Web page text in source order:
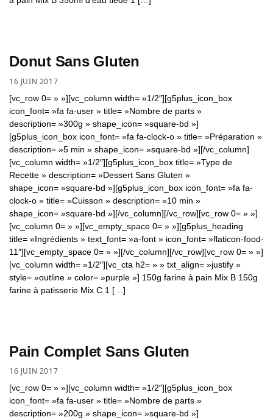
Donut Sans Gluten
16 JUIN 2017
[vc_row 0= » »][vc_column width= »1/2″][g5plus_icon_box
icon_font= »fa fa-user » title= »Nombre de parts »
description= »300g » shape_icon= »square-bd »]
[g5plus_icon_box icon_font= »fa fa-clock-o » title= »Préparation »
description= »5 min » shape_icon= »square-bd »][/vc_column]
[vc_column width= »1/2″][g5plus_icon_box title= »Type de
Recette » description= »Dessert Sans Gluten »
shape_icon= »square-bd »][g5plus_icon_box icon_font= »fa fa-
clock-o » title= »Cuisson » description= »10 min »
shape_icon= »square-bd »][/vc_column][/vc_row][vc_row 0= » »]
[vc_column 0= » »][vc_empty_space 0= » »][g5plus_heading
title= »Ingrédients » text_font= »a-font » icon_font= »flaticon-food-
11″][vc_empty_space 0= » »][/vc_column][/vc_row][vc_row 0= » »]
[vc_column width= »1/2″][vc_cta h2= » » txt_align= »justify »
style= »outline » color= »purple »] 150g farine à pain Mix B 150g
farine à patisserie Mix C 1 […]
Pain Complet Sans Gluten
16 JUIN 2017
[vc_row 0= » »][vc_column width= »1/2″][g5plus_icon_box
icon_font= »fa fa-user » title= »Nombre de parts »
description= »200g » shape_icon= »square-bd »]